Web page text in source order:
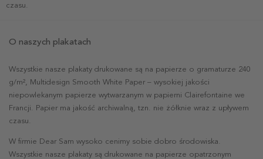
czasu.
O naszych plakatach
Wszystkie nasze plakaty drukowane są na papierze o gramaturze 240
g/m², Multidesign Smooth White Paper – wysokiej jakości
niepowlekanym papierze wytwarzanym w papierni Clairefontaine we
Francji. Papier ma jakość archiwalną, tzn. nie żółknie wraz z upływem
czasu.
W firmie Dear Sam wysoko cenimy sobie dobro środowiska.
Wszystkie nasze plakaty są drukowane na papierze opatrzonym